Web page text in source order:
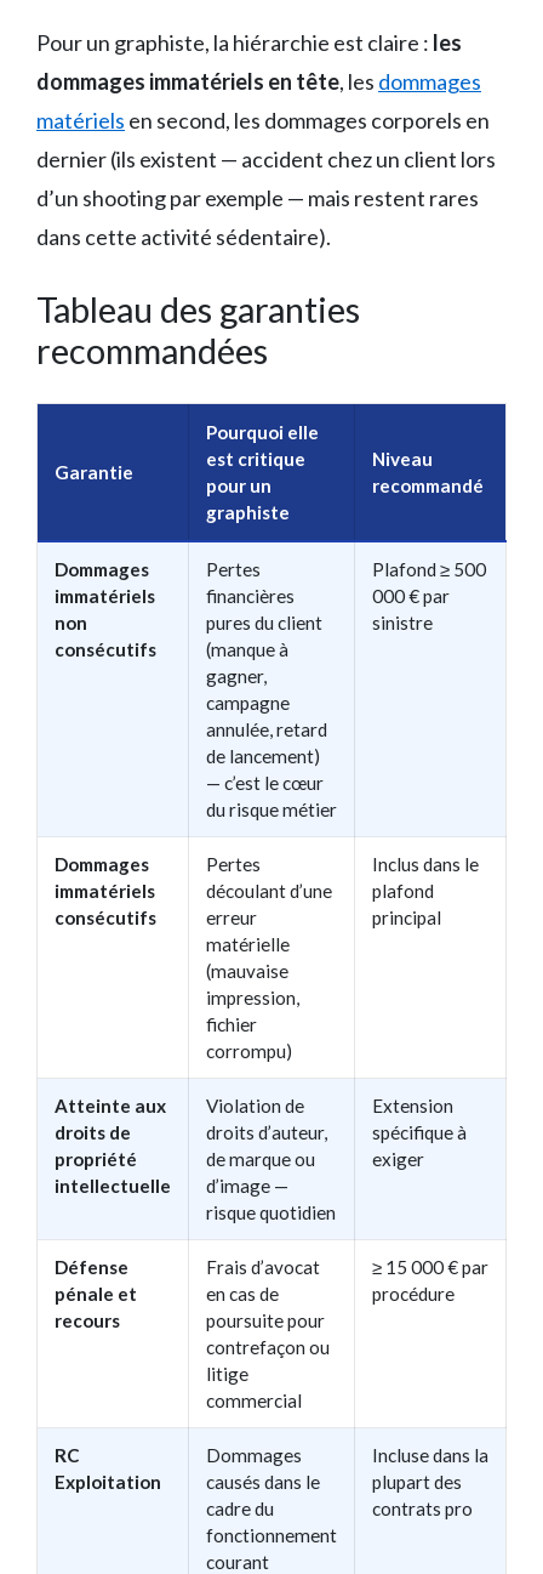
Pour un graphiste, la hiérarchie est claire : les
dommages immatériels en tête, les dommages
matériels en second, les dommages corporels en
dernier (ils existent — accident chez un client lors
d’un shooting par exemple — mais restent rares
dans cette activité sédentaire).
Tableau des garanties
recommandées
Garantie
Pourquoi elle
est critique
pour un
graphiste
Niveau
recommandé
Dommages
immatériels
non
consécutifs
Pertes
financières
pures du client
(manque à
gagner,
campagne
annulée, retard
de lancement)
— c’est le cœur
du risque métier
Plafond ≥ 500
000 € par
sinistre
Dommages
immatériels
consécutifs
Pertes
découlant d’une
erreur
matérielle
(mauvaise
impression,
fichier
corrompu)
Inclus dans le
plafond
principal
Atteinte aux
droits de
propriété
intellectuelle
Violation de
droits d’auteur,
de marque ou
d’image —
risque quotidien
Extension
spécifique à
exiger
Défense
pénale et
recours
Frais d’avocat
en cas de
poursuite pour
contrefaçon ou
litige
commercial
≥ 15 000 € par
procédure
RC
Exploitation
Dommages
causés dans le
cadre du
fonctionnement
courant
Incluse dans la
plupart des
contrats pro